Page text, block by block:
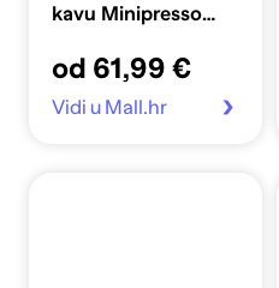
kavu Minipresso
od 61,99 €
Vidi u Mall.hr